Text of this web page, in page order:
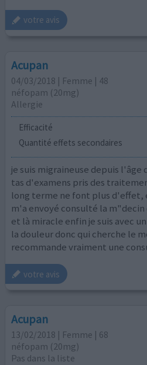
votre avis
Acupan
04/03/2018 | Femme | 48
néfopam (20mg)
Allergie
Efficacité
Quantité effets secondaires
je suis migraineuse depuis l'âge
tas d'examens pris des
long terme ne font plus d'effet,
m'a envoyé consulté la
et là miracle enfin je suis avec
la douleur donc qui cherche le
recommande vraiment une
votre avis
Acupan
13/02/2018 | Femme | 68
néfopam (20mg)
Pas dans la liste